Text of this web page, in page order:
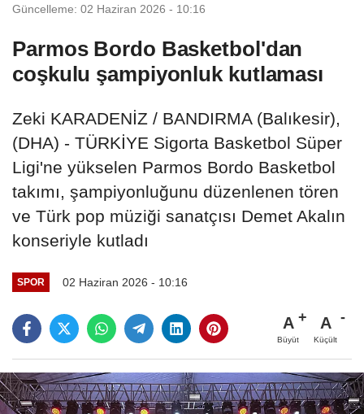
Güncelleme: 02 Haziran 2026 - 10:16
Parmos Bordo Basketbol'dan
coşkulu şampiyonluk kutlaması
Zeki KARADENİZ / BANDIRMA (Balıkesir),
(DHA) - TÜRKİYE Sigorta Basketbol Süper
Ligi'ne yükselen Parmos Bordo Basketbol
takımı, şampiyonluğunu düzenlenen tören
ve Türk pop müziği sanatçısı Demet Akalın
konseriyle kutladı
SPOR 02 Haziran 2026 - 10:16
A
Büyüt
A
Küçült